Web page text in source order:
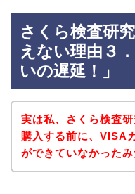
さくら検査研
えない理由３
いの遅延！」
実は私、さくら検査
購入する前に、VISA
ができていなかった